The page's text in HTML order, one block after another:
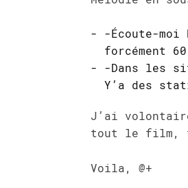
-Écoute-
forcément
-Dans les
Y’a des
J’ai
tout le film,
Voila, @+